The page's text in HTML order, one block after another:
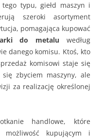
typu, giełd maszyn i
szeroki asortyment
pomagająca kupować
do metalu według
danego komisu. Ktoś, kto
komisowi staje się
zbyciem maszyny, ale
za realizację określonej
handlowe, które
kupującym i